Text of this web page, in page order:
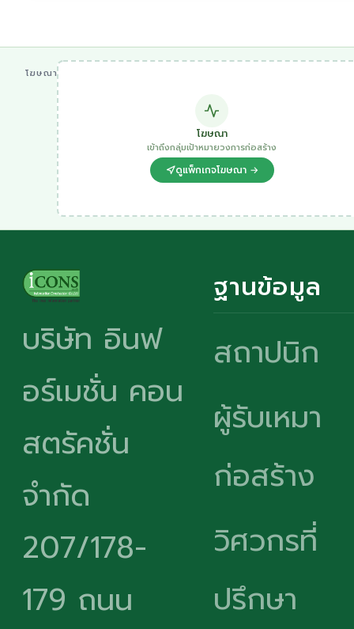
โฆษณา
โฆษณา
เข้าถึงกลุ่มเป้าหมายวงการก่อสร้าง
ดูแพ็กเกจโฆษณา →
บริษัท อินฟ
อร์เมชั่น คอน
สตรัคชั่น
จำกัด
207/178-
179 ถนน
ฐานข้อมูล
สถาปนิก
ผู้รับเหมา
ก่อสร้าง
วิศวกรที่
ปรึกษา